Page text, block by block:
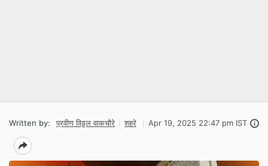
Written by: प्रवीण विठ्ठल वाकचौरे शहरे Apr 19, 2025 22:47 pm IST